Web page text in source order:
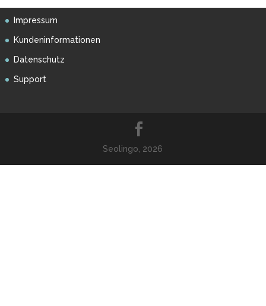
Impressum
Kundeninformationen
Datenschutz
Support
Seolingo, 2026